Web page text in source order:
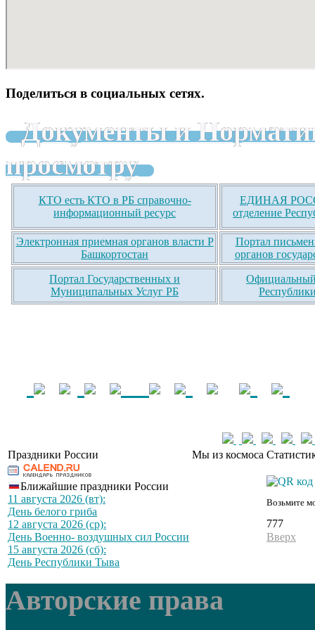
Поделиться в социальных сетях.
Документы и
просмотру
КТО есть КТО в РБ справочно-
информационный ресурс
ЕДИНАЯ
отделение
Электронная приемная органов власти Р
Башкортостан
Портал
органов
Портал Государственных и
Муниципальных Услуг РБ
Официальный
Праздники России Мы из космоса
Ближайшие праздники России
11 августа 2026 (вт):
День белого гриба
12 августа 2026 (ср):
День Военно- воздушных сил России
15 августа 2026 (сб):
День Республики Тыва
Возьмите
777
Вверх
Авторские права